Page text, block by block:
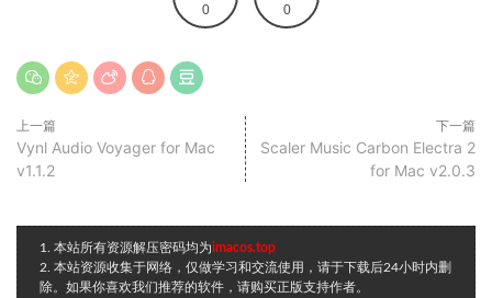
0 0
上一篇
Vynl Audio Voyager for Mac
v1.1.2
下一篇
Scaler Music Carbon Electra 2
for Mac v2.0.3
1. 本站所有资源解压密码均为imacos.top
2. 本站资源收集于网络，仅做学习和交流使用，请于下载后24小时内删
除。如果你喜欢我们推荐的软件，请购买正版支持作者。